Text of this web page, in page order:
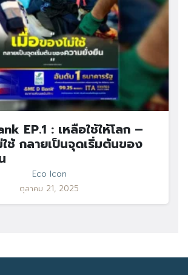
EP.1 : เหลือใช้ให้โลก –
ช้ กลายเป็นจุดเริ่มต้นของ
Eco Icon
ตุลาคม 21, 2025